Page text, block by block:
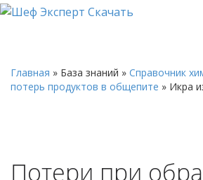
Главная » База знаний » Справочник
потерь продуктов в общепите » Икра
Потери при